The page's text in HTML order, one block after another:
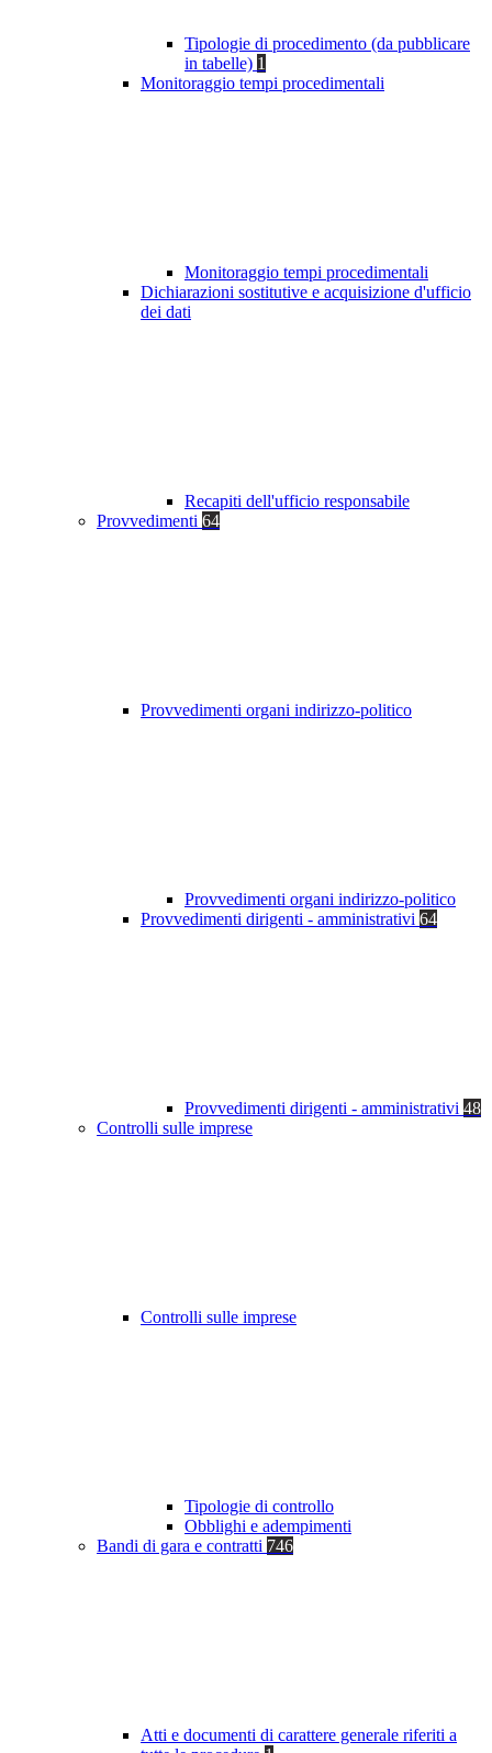
Tipologie di procedimento (da pubblicare
in tabelle) 1
Monitoraggio tempi procedimentali
Monitoraggio tempi procedimentali
Dichiarazioni sostitutive e acquisizione d'ufficio
dei dati
Recapiti dell'ufficio responsabile
Provvedimenti 64
Provvedimenti organi indirizzo-politico
Provvedimenti organi indirizzo-politico
Provvedimenti dirigenti - amministrativi 64
Provvedimenti dirigenti - amministrativi 48
Controlli sulle imprese
Controlli sulle imprese
Tipologie di controllo
Obblighi e adempimenti
Bandi di gara e contratti 746
Atti e documenti di carattere generale riferiti a